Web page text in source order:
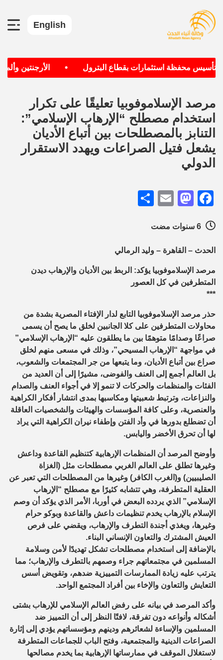
English
تأسيس محفظة استثمارات بقطاع البترول الأرجنتين
مرصد الإسلاموفوبيا تعليقًا على تكرار
استخدام مصطلح “الإرهاب الإسلامي”:
التنابز بالمصطلحات بين أتباع الأديان
يشعل فتيل الصراعات ويهدد الاستقرار
الدولي
Facebook
Mastodon
Email
الحدث – القاهرة – وليد الرمالي
مرصد الإسلاموفوبيا يؤكد: الربط بين الأديان والإرهاب ديدن
المتطرفين في كل العصور
***
حذر مرصد الإسلاموفوبيا التابع لدار الإفتاء المصرية بشدة من
محاولات المتطرفين على كلا الجانبين لخلق ما يصح أن يسمى
صراعًا وصدامًا متوهمًا بين ما يطلقون عليه “الإرهاب الإسلامي”
في مواجهة “الإرهاب المسيحي”، وذلك في مسعى منهم لخلق
صراع بين أتباع الأديان، وما يتبعها من جر المجتمعات والشعوب،
بل العالم أجمع إلى العنف والفوضى، مشيرًا إلى أن العديد من
الفئات والمنظمات والحركات لا تنمو إلا في أجواء العنف والصدام
والنزاعات، وترتبط شعبيتها ومكاسبها بمدى انتشار أفكار الكراهية
والعنصرية، وعلى كافة المؤسسات والهيئات والشخصيات العاقلة
أن تضطلع بدورها في وأد الفتن وإطفاء نيران الكراهية التي يراد
لها أن تحرق الأخضر واليابس.
وأوضح المرصد أن المنظمات الإرهابية كتنظيم القاعدة وداعش
وغيرها تطلق على العالم الغربي مصطلحات مثل (الغزاة
الصليبيين) و(الغرب الكافر) وغيرها من المصطلحات التي تعبر عن
العقلية المتطرفة، وهي تتشابه كثيرًا مع مصطلح “الإرهاب
الإسلامي” الذي يردده البعض في أوربا، الأمر الذي يؤكد أن وصم
الإسلام بالإرهاب يخدم تنظيمات داعش والقاعدة وبوكو حرام
وغيرها، ويغذي أجندة التطرف والإرهاب، ويقضي على فرص
العيش المشترك والتعاون الإنساني البناء.
بالإضافة إلى استخدام مصطلحات تشكل تهديدًا لأمن وسلامة
المسلمين في مجتمعاتهم جراء وصمهم بالتطرف والإرهاب؛ مما
يترتب عليه زيادة الممارسات التمييزية ضدهم، وتقويض أسس
التعايش والتعاون والإخاء بين أفراد المجتمع الواحد.
وأكد المرصد في بيانه على رفض العالم الإسلامي للإرهاب بشتى
أشكاله وأنواعه دون تفرقة، لافتًا النظر إلى أن التمييز ضد
المسلمين والإساءة لشعائرهم ودينهم ومؤسساتهم يؤدي إلى إثارة
الصراعات الدينية والمجتمعية، وفتح الباب للجماعات المتطرفة
لاستغلال الموقف في ممارساتها الإرهابية بما يخدم مصالحها